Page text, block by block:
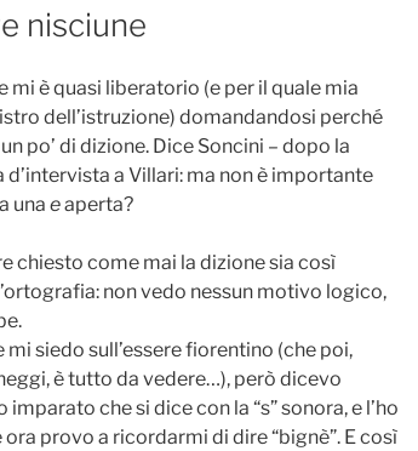
nisciune
mi è quasi liberatorio (e per il quale mia
dell’istruzione) domandandosi perché
po’ di dizione. Dice Soncini – dopo la
d’intervista a Villari: ma non è importante
una eaperta?
chiesto come mai la dizione sia così
non vedo nessun motivo logico,
siedo sull’essere fiorentino (che poi,
è tutto da vedere…), però dicevo
imparato che si dice con la “s” sonora, e l’ho
provo a ricordarmi di dire “bignè”. E così